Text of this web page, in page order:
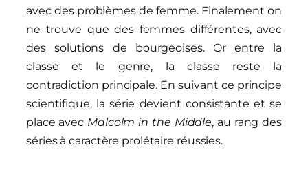
avec des problèmes de femme. Finalement on
ne trouve que des femmes différentes, avec
des solutions de bourgeoises. Or entre la
classe et le genre, la classe reste la
contradiction principale. En suivant ce principe
scientifique, la série devient consistante et se
place avec Malcolm in the Middle, au rang des
séries à caractère prolétaire réussies.